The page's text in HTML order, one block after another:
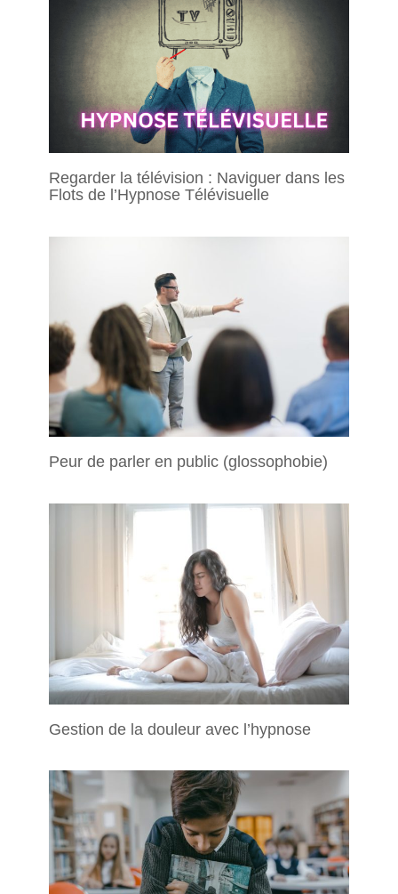
Regarder la télévision : Naviguer dans les
Flots de l’Hypnose Télévisuelle
Peur de parler en public (glossophobie)
Gestion de la douleur avec l’hypnose